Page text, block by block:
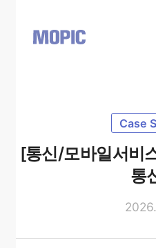
Case
[통신/모바일서비
통